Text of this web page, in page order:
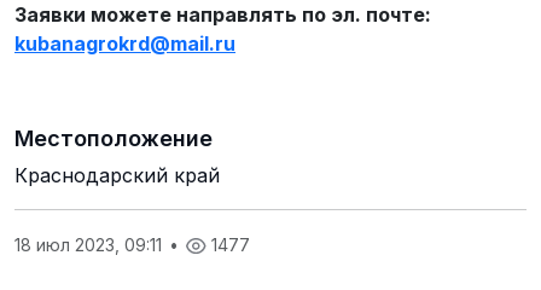
Заявки можете направлять по эл. почте:
kubanagrokrd@mail.ru
Местоположение
Краснодарский край
18 июл 2023, 09:11 • 1477